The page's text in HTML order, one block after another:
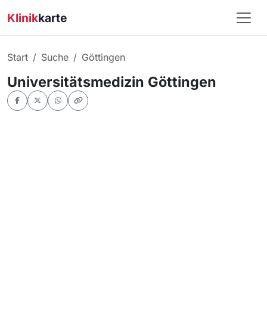
Klinikkarte
Start Suche Göttingen
Universitätsmedizin Göttingen